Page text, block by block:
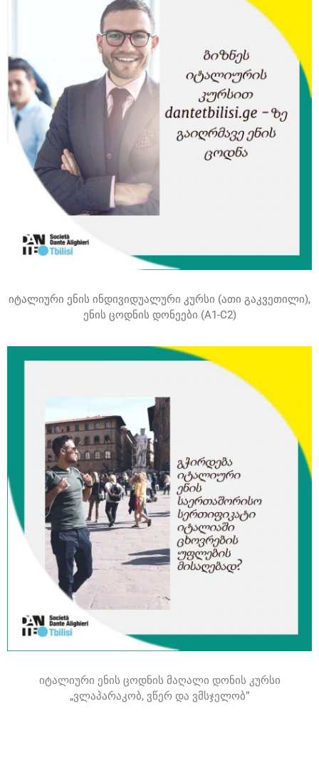
იტალიური ენის ინდივიდუალური კურსი (ათი გაკვეთილი),
ენის ცოდნის დონეები (A1-C2)
იტალიური ენის ცოდნის მაღალი დონის კურსი
„ვლაპარაკობ, ვწერ და ვმსჯელობ“